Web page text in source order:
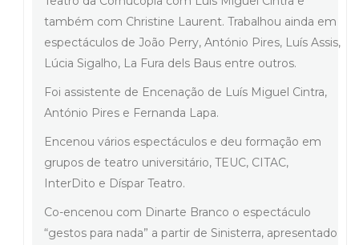
também com Christine Laurent. Trabalhou ainda em
espectáculos de João Perry, António Pires, Luís Assis,
Lúcia Sigalho, La Fura dels Baus entre outros.
Foi assistente de Encenação de Luís Miguel Cintra,
António Pires e Fernanda Lapa.
Encenou vários espectáculos e deu formação em
grupos de teatro universitário, TEUC, CITAC,
InterDito e Díspar Teatro.
Co-encenou com Dinarte Branco o espectáculo
“gestos para nada” a partir de Sinisterra, apresentado